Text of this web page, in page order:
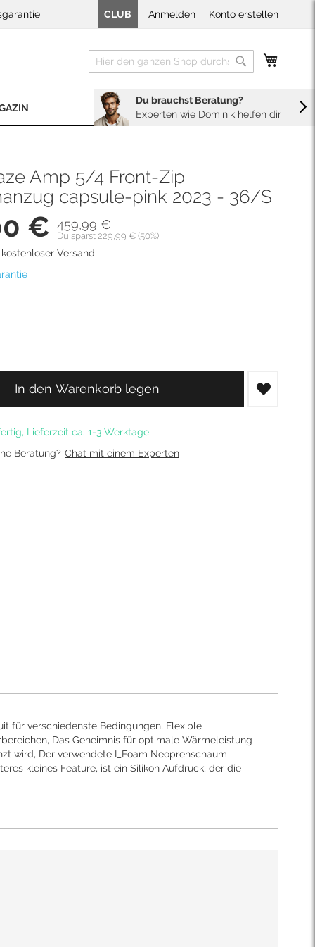
Anmelden Konto erstellen
CLUB
Suche
Du brauchst Beratung?
Experten wie Dominik helfen dir
Amp 5/4 Front-Zip
capsule-pink 2023 - 36/S
459,99 €
Du sparst 229,99 € (50%)
€
Versand
In den Warenkorb legen
Lieferzeit ca. 1-3 Werktage
Beratung? Chat mit einem Experten
für verschiedenste Bedingungen, Flexible
Das Geheimnis für optimale Wärmeleistung
wird, Der verwendete I_Foam Neoprenschaum
kleines Feature, ist ein Silikon Aufdruck, der die